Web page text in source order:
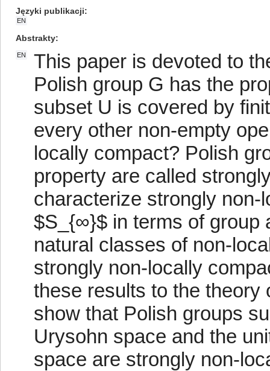
Języki publikacji
EN
Abstrakty
EN
This paper is devoted to
Polish group G has the
subset U is covered by
every other non-empty
locally compact? Polish
property are called
characterize strongly
$S_{∞}$ in terms of group
natural classes of non-
strongly non-locally
these results to the theory
show that Polish groups
Urysohn space and the
space are strongly non-